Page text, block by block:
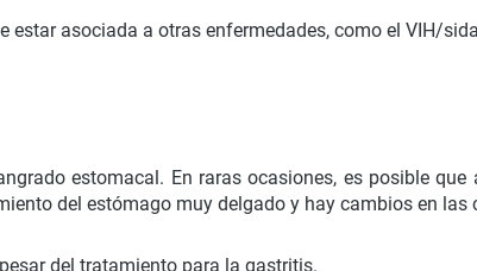
estar asociada a otras enfermedades, como el VIH/
estomacal. En raras ocasiones, es posible
del estómago muy delgado y hay cambios en las
del tratamiento para la gastritis.